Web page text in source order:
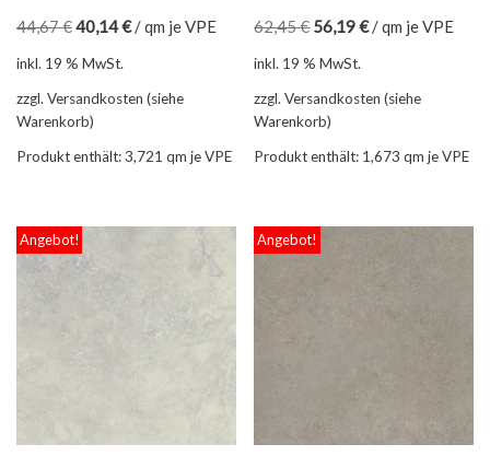
44,67€40,14€/qm je VPE
inkl. 19 % MwSt.
zzgl. Versandkosten (siehe
Warenkorb)
Produkt enthält: 3,721 qm je VPE
62,45€ 56,19€/qm je VPE
inkl. 19 % MwSt.
zzgl. Versandkosten (siehe
Warenkorb)
Produkt enthält: 1,673qm je VPE
Angebot! Angebot!